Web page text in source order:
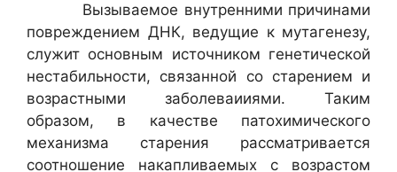
Вызываемое внутренними причинами
повреждением ДНК, ведущие к мутагенезу,
служит основным источником генетической
нестабильности, связанной со старением и
возрастными заболеваииями. Таким
образом, в качестве патохимического
механизма старения рассматривается
соотношение накапливаемых с возрастом